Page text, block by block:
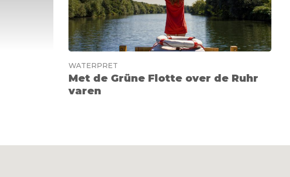
WATERPRET
Met de Grüne Flotte over de Ruhr
varen